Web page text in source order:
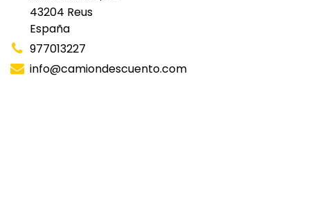
43204 Reus
España
977013227
info@camiondescuento.com